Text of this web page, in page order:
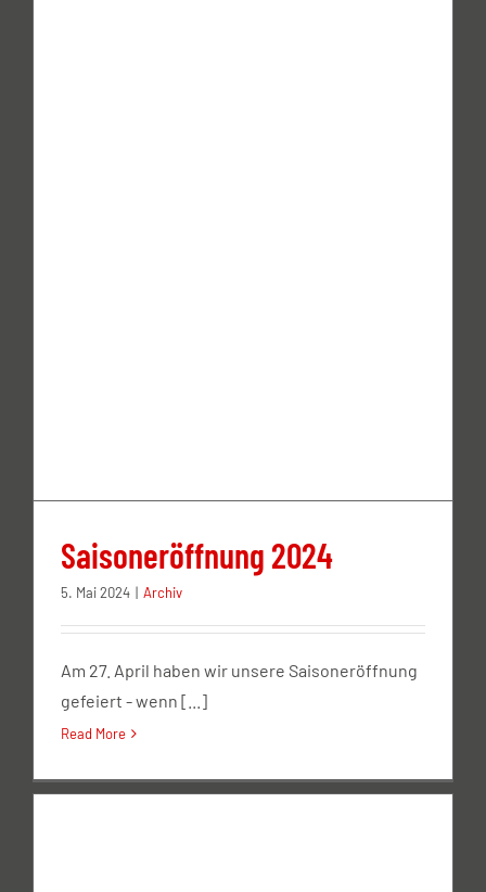
Saisoneröffnung 2024
5. Mai 2024 | Archiv
Am 27. April haben wir unsere Saisoneröffnung
gefeiert - wenn [...]
Read More